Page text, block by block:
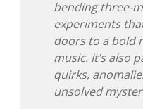
bending three-
experiments
doors to a bold
music. It’s also
quirks,
unsolved